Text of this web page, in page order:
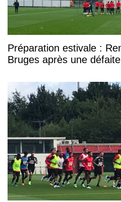
Préparation estivale :
Bruges après une